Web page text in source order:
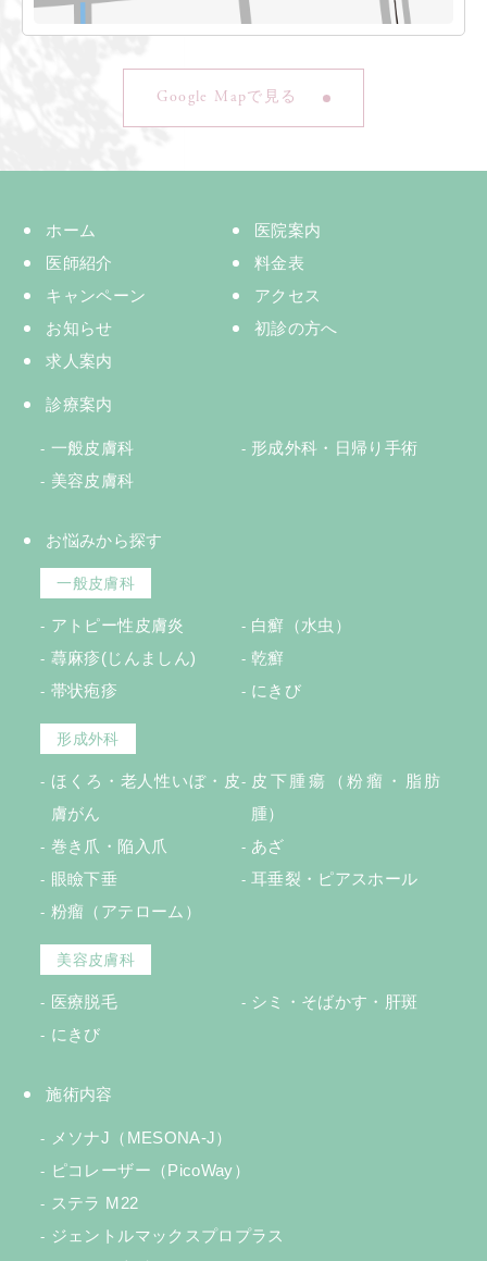
Google Mapで見る
ホーム
医院案内
医師紹介
料金表
キャンペーン
アクセス
お知らせ
初診の方へ
求人案内
診療案内
一般皮膚科
形成外科・日帰り手術
美容皮膚科
お悩みから探す
一般皮膚科
アトピー性皮膚炎
白癬（水虫）
蕁麻疹(じんましん)
乾癬
帯状疱疹
にきび
形成外科
ほくろ・老人性いぼ・皮
膚がん
皮下腫瘍（粉瘤・脂肪
腫）
巻き爪・陥入爪
あざ
眼瞼下垂
耳垂裂・ピアスホール
粉瘤（アテローム）
美容皮膚科
医療脱毛
シミ・そばかす・肝斑
にきび
施術内容
メソナJ（MESONA-J）
ピコレーザー（PicoWay）
ステラ M22
ジェントルマックスプロプラス